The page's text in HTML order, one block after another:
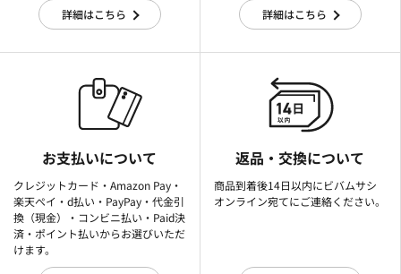
詳細はこちら 詳細はこちら
お支払いについて
クレジットカード・Amazon Pay・
楽天ぺイ・d払い・PayPay・代金引
換（現金）・コンビニ払い・Paid決
済・ポイント払いからお選びいただ
けます。
返品・交換について
商品到着後14日以内にビバムサシ
オンライン宛てにご連絡ください。